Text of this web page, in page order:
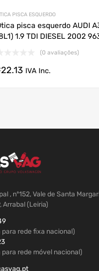
PISCA ESQUERDO
pisca esquerdo AUDI
1.9 TDI DIESEL 2002
(0 avaliações)
22.13 IVA Inc.
, nº152, Vale de Santa
(Leiria)
para rede fixa nacional)
para rede móvel nacional)